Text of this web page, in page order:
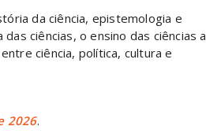
da ciência, epistemologia e
ciências, o ensino das ciências a
ciência, política, cultura e
2026.